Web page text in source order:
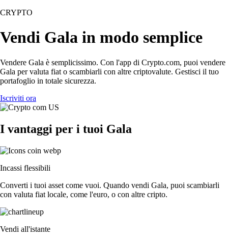
CRYPTO
Vendi Gala in modo semplice
Vendere Gala è semplicissimo. Con l'app di Crypto.com, puoi vendere
Gala per valuta fiat o scambiarli con altre criptovalute. Gestisci il tuo
portafoglio in totale sicurezza.
Iscriviti ora
I vantaggi per i tuoi Gala
Incassi flessibili
Converti i tuoi asset come vuoi. Quando vendi Gala, puoi scambiarli
con valuta fiat locale, come l'euro, o con altre cripto.
Vendi all'istante